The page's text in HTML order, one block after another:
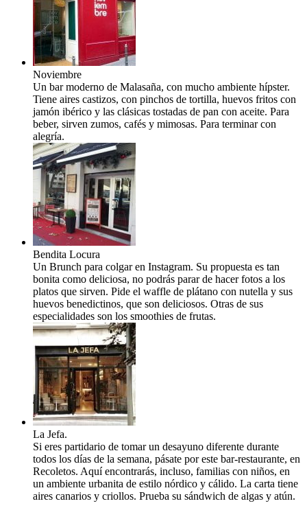
Noviembre
Un bar moderno de Malasaña, con mucho ambiente hípster.
Tiene aires castizos, con pinchos de tortilla, huevos fritos con
jamón ibérico y las clásicas tostadas de pan con aceite. Para
beber, sirven zumos, cafés y mimosas. Para terminar con
alegría.
Bendita Locura
Un Brunch para colgar en Instagram. Su propuesta es tan
bonita como deliciosa, no podrás parar de hacer fotos a los
platos que sirven. Pide el waffle de plátano con nutella y sus
huevos benedictinos, que son deliciosos. Otras de sus
especialidades son los smoothies de frutas.
La Jefa.
Si eres partidario de tomar un desayuno diferente durante
todos los días de la semana, pásate por este bar-restaurante, en
Recoletos. Aquí encontrarás, incluso, familias con niños, en
un ambiente urbanita de estilo nórdico y cálido. La carta tiene
aires canarios y criollos. Prueba su sándwich de algas y atún.